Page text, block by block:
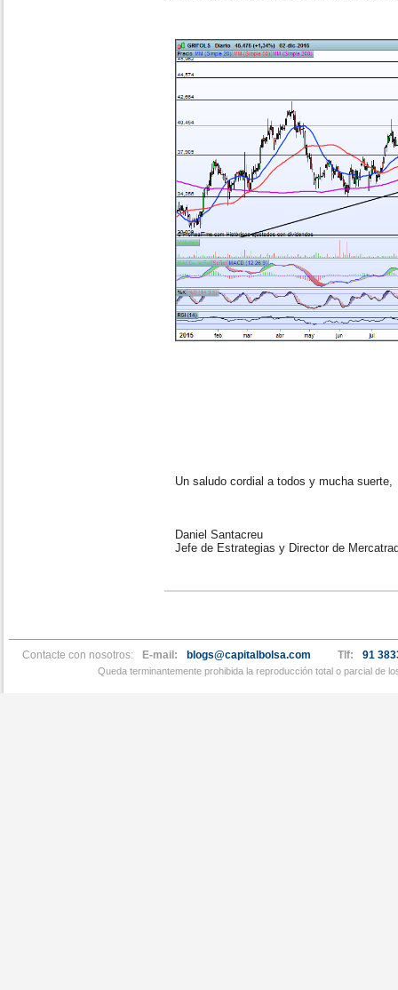
Un saludo cordial a todos y mucha suerte,
Daniel Santacreu
Jefe de Estrategias y Director de
Contacte con nosotros: E-mail: blogs@capitalbolsa.com Tlf: 91
Queda terminantemente prohibida la reproducción total o parcial de